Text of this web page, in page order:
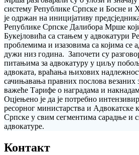
систему Републике Српске и Босне и
је одржан на иницијативу
Републике Српске Далибора Мрше
Букејловића са стањем у адвокатури
проблемима и изазовима са којима се
дужи низ година. Започети су
питањима за адвокатуру у циљу
адвоката, враћања њихових
сачињавања правних послова везаних
важеће Тарифе о наградама и
Оцјењено је да је потребно
ресорног министарства и Адвокатске
Српске у свим сегментима сарадње и
адвокатуре.
Контакт